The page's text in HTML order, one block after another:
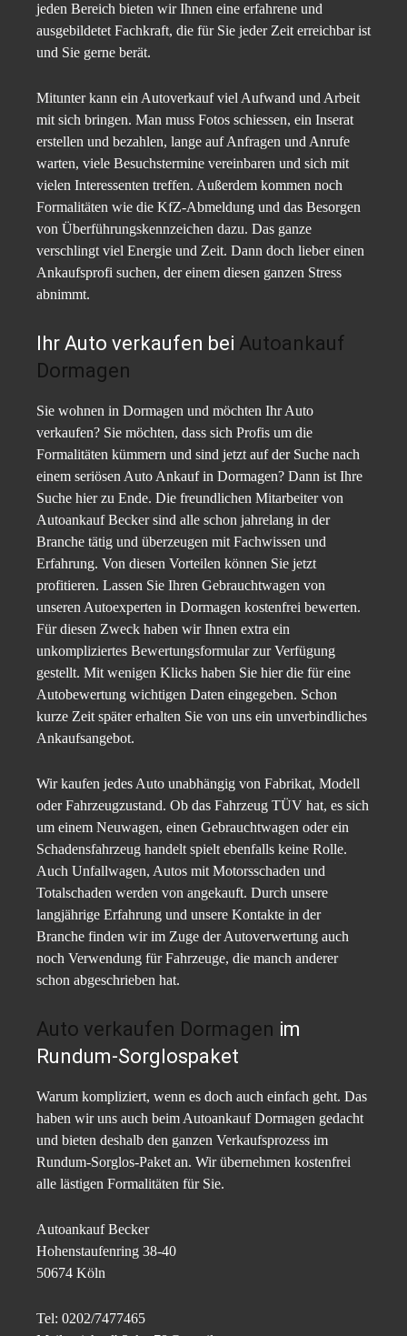
jeden Bereich bieten wir Ihnen eine erfahrene und
ausgebildetet Fachkraft, die für Sie jeder Zeit erreichbar ist
und Sie gerne berät.
Mitunter kann ein Autoverkauf viel Aufwand und Arbeit
mit sich bringen. Man muss Fotos schiessen, ein Inserat
erstellen und bezahlen, lange auf Anfragen und Anrufe
warten, viele Besuchstermine vereinbaren und sich mit
vielen Interessenten treffen. Außerdem kommen noch
Formalitäten wie die KfZ-Abmeldung und das Besorgen
von Überführungskennzeichen dazu. Das ganze
verschlingt viel Energie und Zeit. Dann doch lieber einen
Ankaufsprofi suchen, der einem diesen ganzen Stress
abnimmt.
Ihr Auto verkaufen bei Autoankauf
Dormagen
Sie wohnen in Dormagen und möchten Ihr Auto
verkaufen? Sie möchten, dass sich Profis um die
Formalitäten kümmern und sind jetzt auf der Suche nach
einem seriösen Auto Ankauf in Dormagen? Dann ist Ihre
Suche hier zu Ende. Die freundlichen Mitarbeiter von
Autoankauf Becker sind alle schon jahrelang in der
Branche tätig und überzeugen mit Fachwissen und
Erfahrung. Von diesen Vorteilen können Sie jetzt
profitieren. Lassen Sie Ihren Gebrauchtwagen von
unseren Autoexperten in Dormagen kostenfrei bewerten.
Für diesen Zweck haben wir Ihnen extra ein
unkompliziertes Bewertungsformular zur Verfügung
gestellt. Mit wenigen Klicks haben Sie hier die für eine
Autobewertung wichtigen Daten eingegeben. Schon
kurze Zeit später erhalten Sie von uns ein unverbindliches
Ankaufsangebot.
Wir kaufen jedes Auto unabhängig von Fabrikat, Modell
oder Fahrzeugzustand. Ob das Fahrzeug TÜV hat, es sich
um einem Neuwagen, einen Gebrauchtwagen oder ein
Schadensfahrzeug handelt spielt ebenfalls keine Rolle.
Auch Unfallwagen, Autos mit Motorsschaden und
Totalschaden werden von angekauft. Durch unsere
langjährige Erfahrung und unsere Kontakte in der
Branche finden wir im Zuge der Autoverwertung auch
noch Verwendung für Fahrzeuge, die manch anderer
schon abgeschrieben hat.
Auto verkaufen Dormagen im
Rundum-Sorglospaket
Warum kompliziert, wenn es doch auch einfach geht. Das
haben wir uns auch beim Autoankauf Dormagen gedacht
und bieten deshalb den ganzen Verkaufsprozess im
Rundum-Sorglos-Paket an. Wir übernehmen kostenfrei
alle lästigen Formalitäten für Sie.
Autoankauf Becker
Hohenstaufenring 38-40
50674 Köln
Tel: 0202/7477465